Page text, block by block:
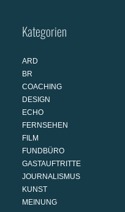
Kategorien
ARD
BR
COACHING
DESIGN
ECHO
FERNSEHEN
FILM
FUNDBÜRO
GASTAUFTRITTE
JOURNALISMUS
KUNST
MEINUNG